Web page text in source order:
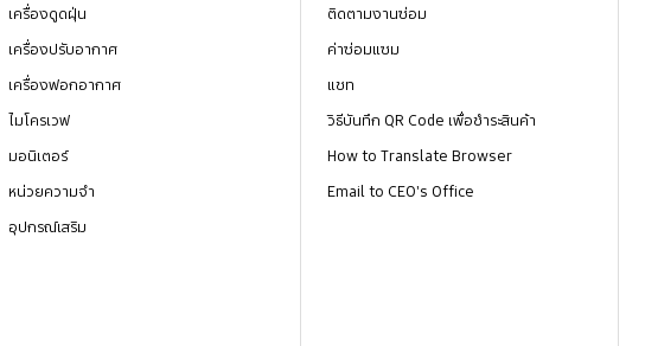
เครื่องดูดฝุ่น
เครื่องปรับอากาศ
เครื่องฟอกอากาศ
ไมโครเวฟ
มอนิเตอร์
หน่วยความจำ
อุปกรณ์เสริม
ติดตามงานซ่อม
ค่าซ่อมแซม
แชท
วิธีบันทึก QR Code เพื่อชำระสินค้า
How to Translate Browser
Email to CEO's Office